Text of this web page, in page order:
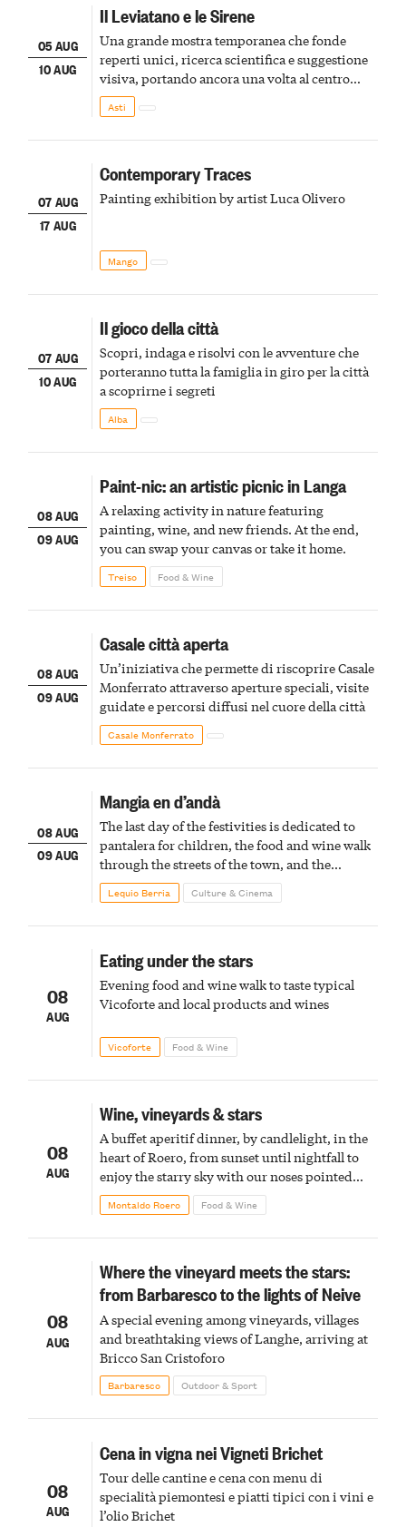
05 AUG
10 AUG
Il Leviatano e le Sirene
Una grande mostra temporanea che fonde
reperti unici, ricerca scientifica e suggestione
visiva, portando ancora una volta al centro
della scena le meraviglie del passato astigiano
Asti
07 AUG
17 AUG
Contemporary Traces
Painting exhibition by artist Luca Olivero
Mango
07 AUG
10 AUG
Il gioco della città
Scopri, indaga e risolvi con le avventure che
porteranno tutta la famiglia in giro per la città
a scoprirne i segreti
Alba
08 AUG
09 AUG
Paint-nic: an artistic picnic in Langa
A relaxing activity in nature featuring
painting, wine, and new friends. At the end,
you can swap your canvas or take it home.
Treiso Food & Wine
08 AUG
09 AUG
Casale città aperta
Un’iniziativa che permette di riscoprire Casale
Monferrato attraverso aperture speciali, visite
guidate e percorsi diffusi nel cuore della città
Casale Monferrato
08 AUG
09 AUG
Mangia en d’andà
The last day of the festivities is dedicated to
pantalera for children, the food and wine walk
through the streets of the town, and the
fireworks finale
Lequio Berria Culture & Cinema
08
AUG
Eating under the stars
Evening food and wine walk to taste typical
Vicoforte and local products and wines
Vicoforte Food & Wine
08
AUG
Wine, vineyards & stars
A buffet aperitif dinner, by candlelight, in the
heart of Roero, from sunset until nightfall to
enjoy the starry sky with our noses pointed
upward
Montaldo Roero Food & Wine
08
AUG
Where the vineyard meets the stars:
from Barbaresco to the lights of Neive
A special evening among vineyards, villages
and breathtaking views of Langhe, arriving at
Bricco San Cristoforo
Barbaresco Outdoor & Sport
08
AUG
Cena in vigna nei Vigneti Brichet
Tour delle cantine e cena con menu di
specialità piemontesi e piatti tipici con i vini e
l’olio Brichet